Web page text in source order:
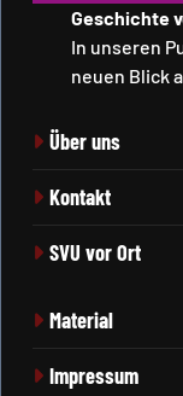
Geschichte
In unseren
neuen Blick
Über uns
Kontakt
SVU vor Ort
Material
Impressum